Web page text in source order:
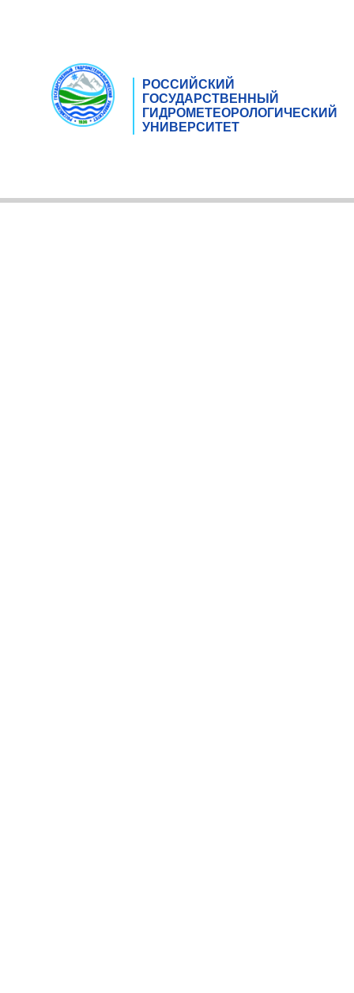
РОССИЙСКИЙ
ГОСУДАРСТВЕННЫЙ
ГИДРОМЕТЕОРОЛОГИЧЕСКИЙ
УНИВЕРСИТЕТ